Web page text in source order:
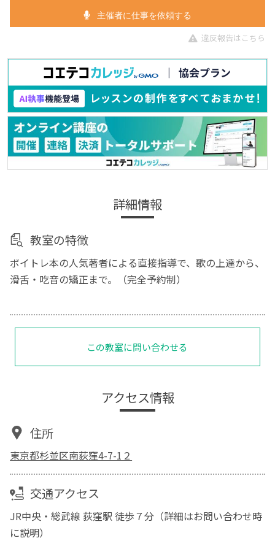
主催者に仕事を依頼する
違反報告はこちら
詳細情報
教室の特徴
ボイトレ本の人気著者による直接指導で、歌の上達から、
滑舌・吃音の矯正まで。（完全予約制）
この教室に問い合わせる
アクセス情報
住所
東京都杉並区南荻窪4-7-1２
交通アクセス
JR中央・総武線 荻窪駅 徒歩７分（詳細はお問い合わせ時
に説明）